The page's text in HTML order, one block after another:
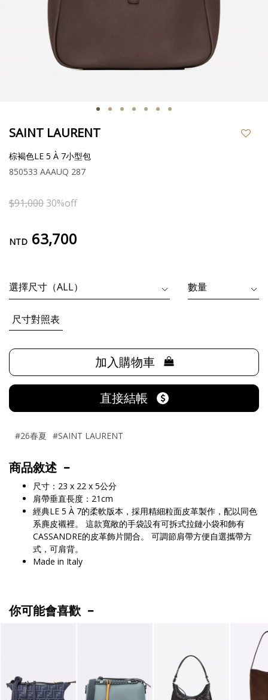
SAINT LAURENT
棕褐色LE 5 À 7小型包
850533 AAAUQ 287
$91,000 30%off
NTD 63,700
尺寸對照表
加入購物車
直接結帳
#26春夏 #SAINT LAURENT
商品敘述
尺寸：23 x 22 x 5公分
肩帶垂直長度：21cm
經典LE 5 À 7的柔軟版本，採用精細粒面皮革製作，配以同色
系麂皮襯裡。 這款寬敞的手袋設有可拆式拉鏈小袋和飾有
CASSANDRE的皮革飾片開合。 可調節肩帶方便自選攜帶方
式，可肩背。
Made in Italy
你可能會喜歡